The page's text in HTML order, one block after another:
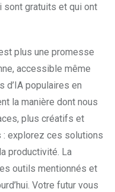
sont gratuits et qui ont
plus une promesse
accessible même
d’IA populaires en
la manière dont nous
plus créatifs et
: explorez ces solutions
productivité. La
outils mentionnés et
Votre futur vous